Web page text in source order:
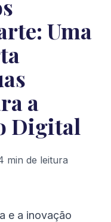
Uma
a
Digital
min de leitura
e a inovação